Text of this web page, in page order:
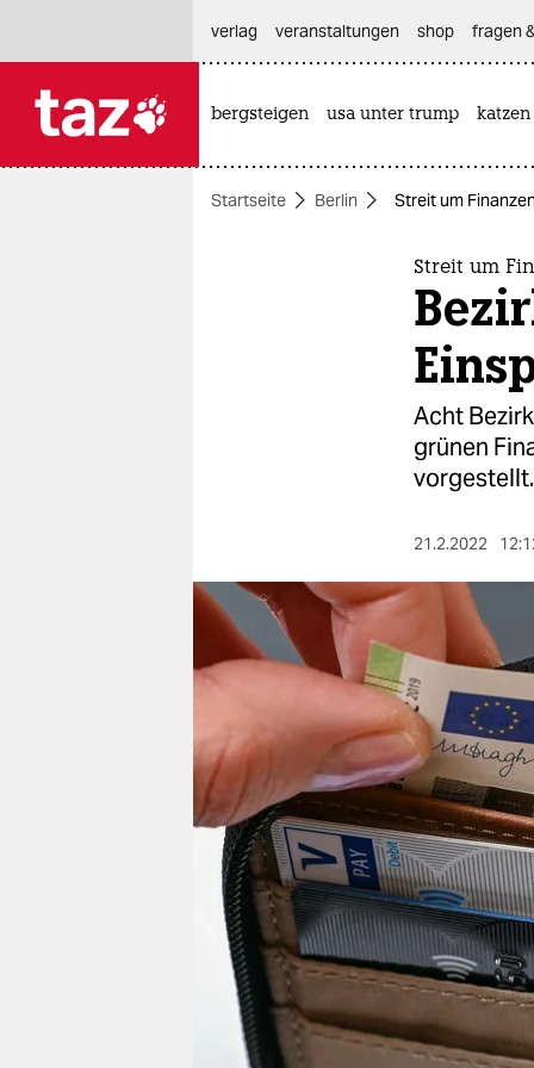
themen
nord
wahrheit
verlag
verlag
veranstaltungen
shop
fragen & hilfe
unterstützen
abo
genossenschaft
verlag
veranstaltungen shop fragen
bergsteigen usa unter trump katzen
Startseite Berlin Streit um
Streit um
Acht
grünen
vorgestellt.
21.2.2022